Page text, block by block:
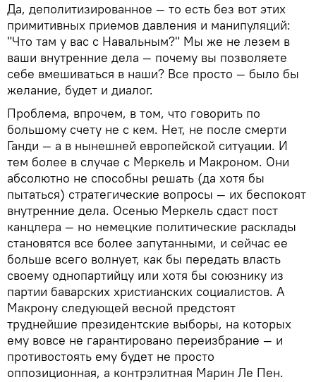
Да, деполитизированное — то есть без вот этих
примитивных приемов давления и манипуляций:
"Что там у вас с Навальным?" Мы же не лезем в
ваши внутренние дела — почему вы позволяете
себе вмешиваться в наши? Все просто — было бы
желание, будет и диалог.
Проблема, впрочем, в том, что говорить по
большому счету не с кем. Нет, не после смерти
Ганди — а в нынешней европейской ситуации. И
тем более в случае с Меркель и Макроном. Они
абсолютно не способны решать (да хотя бы
пытаться) стратегические вопросы — их беспокоят
внутренние дела. Осенью Меркель сдаст пост
канцлера — но немецкие политические расклады
становятся все более запутанными, и сейчас ее
больше всего волнует, как бы передать власть
своему однопартийцу или хотя бы союзнику из
партии баварских христианских социалистов. А
Макрону следующей весной предстоят
труднейшие президентские выборы, на которых
ему вовсе не гарантировано переизбрание — и
противостоять ему будет не просто
оппозиционная, а контрэлитная Марин Ле Пен.